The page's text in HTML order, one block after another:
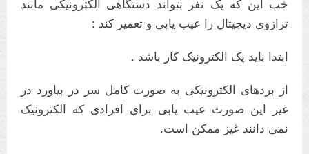
خب این که یک نفر بتواند دستگاهی الکترونیکی مانند
ترازوی دیجیتال را عیب یابی و تعمیر کند :
ابتدا باید یک الکترونیک کار باشد .
از بردهای الکترونیکی به صورت کامل سر در بیاورد در
غیر این صورت عیب یابی برای افرادی که الکترونیک
نمی دانند غیز ممکن است.